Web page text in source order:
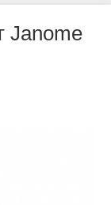
Janome